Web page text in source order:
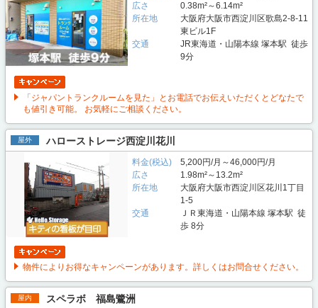
広さ
0.38m²～6.14m²
所在地
大阪府大阪市西淀川区歌島2-8-11
東ビル1F
交通
JR東海道・山陽本線 塚本駅 徒歩
9分
「ジャパントランクルームを見た」とお電話でお伝えいただくとどなたで
も値引き可能。 お気軽にご相談ください。
屋外 ハローストレージ西淀川花川
料金(税込)
5,200円/月～46,000円/月
広さ
1.98m²～13.2m²
所在地
大阪府大阪市西淀川区花川1丁目
1-5
交通
ＪＲ東海道・山陽本線 塚本駅 徒
歩 8分
物件によりお得なキャンペーンがあります。詳しくはお問合せください。
屋内 スペラボ 福島鷺洲